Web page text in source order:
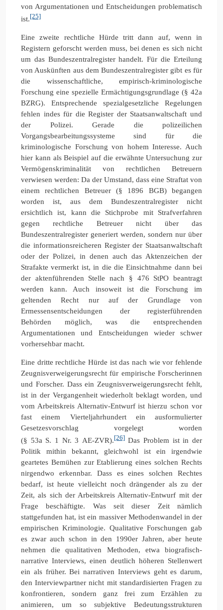
von Argumentationen und Entscheidungen problematisch
ist.[25]
Eine zweite rechtliche Hürde tritt dann auf, wenn in
Registern geforscht werden muss, bei denen es sich nicht
um das Bundeszentralregister handelt. Für die Erteilung
von Auskünften aus dem Bundeszentralregister gibt es für
die wissenschaftliche, empirisch-kriminologische
Forschung eine spezielle Ermächtigungsgrundlage (§ 42a
BZRG). Entsprechende spezialgesetzliche Regelungen
fehlen indes für die Register der Staatsanwaltschaft und
der Polizei. Gerade die polizeilichen
Vorgangsbearbeitungssysteme sind für die
kriminologische Forschung von hohem Interesse. Auch
hier kann als Beispiel auf die erwähnte Untersuchung zur
Vermögenskriminalität von rechtlichen Betreuern
verwiesen werden: Da der Umstand, dass eine Straftat von
einem rechtlichen Betreuer (§ 1896 BGB) begangen
worden ist, aus dem Bundeszentralregister nicht
ersichtlich ist, kann die Stichprobe mit Strafverfahren
gegen rechtliche Betreuer nicht über das
Bundeszentralregister generiert werden, sondern nur über
die informationsreicheren Register der Staatsanwaltschaft
oder der Polizei, in denen auch das Aktenzeichen der
Strafakte vermerkt ist, in die die Einsichtnahme dann bei
der aktenführenden Stelle nach § 476 StPO beantragt
werden kann. Auch insoweit ist die Forschung im
geltenden Recht nur auf der Grundlage von
Ermessensentscheidungen der registerführenden
Behörden möglich, was die entsprechenden
Argumentationen und Entscheidungen wieder schwer
vorhersehbar macht.
Eine dritte rechtliche Hürde ist das nach wie vor fehlende
Zeugnisverweigerungsrecht für empirische Forscherinnen
und Forscher. Dass ein Zeugnisverweigerungsrecht fehlt,
ist in der Vergangenheit wiederholt beklagt worden, und
vom Arbeitskreis Alternativ-Entwurf ist hierzu schon vor
fast einem Vierteljahrhundert ein ausformulierter
Gesetzesvorschlag vorgelegt worden
(§ 53a S. 1 Nr. 3 AE-ZVR).[26]Das Problem ist in der
Politik mithin bekannt, gleichwohl ist ein irgendwie
geartetes Bemühen zur Etablierung eines solchen Rechts
nirgendwo erkennbar. Dass es eines solchen Rechtes
bedarf, ist heute vielleicht noch drängender als zu der
Zeit, als sich der Arbeitskreis Alternativ-Entwurf mit der
Frage beschäftigte. Was seit dieser Zeit nämlich
stattgefunden hat, ist ein massiver Methodenwandel in der
empirischen Kriminologie. Qualitative Forschungen gab
es zwar auch schon in den 1990er Jahren, aber heute
nehmen die qualitativen Methoden, etwa biografisch-
narrative Interviews, einen deutlich höheren Stellenwert
ein als früher. Bei narrativen Interviews geht es darum,
den Interviewpartner nicht mit standardisierten Fragen zu
konfrontieren, sondern ganz frei zum Erzählen zu
animieren, um so subjektive Bedeutungsstrukturen